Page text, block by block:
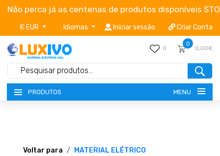
Não perca já as centenas de produtos disponíveis
€ EUR Idiomas Iniciar sessão Criar Conta
0
0
0,00€
PRODUTOS MENU
TERMOS E CONDIÇÕES
Voltar para
MATERIAL ELÉTRICO